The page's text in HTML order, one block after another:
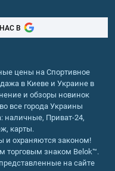
В
цены на Спортивное
в Киеве и Украине в
и обзоры новинок
все города Украины
наличные, Приват-24,
карты.
и охраняются законом!
торговым знаком Belok™.
на сайте